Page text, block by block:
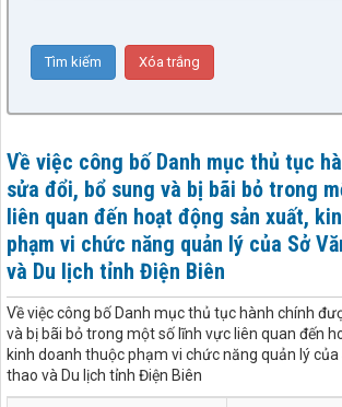
Về việc công bố Danh mục thủ tục
sửa đổi, bổ sung và bị bãi bỏ trong
liên quan đến hoạt động sản xuất,
phạm vi chức năng quản lý của Sở
và Du lịch tỉnh Điện Biên
Về việc công bố Danh mục thủ tục hành chính
và bị bãi bỏ trong một số lĩnh vực liên quan đến
kinh doanh thuộc phạm vi chức năng quản lý của
thao và Du lịch tỉnh Điện Biên